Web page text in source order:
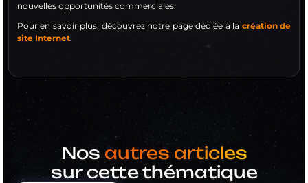
nouvelles opportunités commerciales.
Pour en savoir plus, découvrez notre page dédiée à la création de
site Internet.
Nos autres articles
sur cette thématique